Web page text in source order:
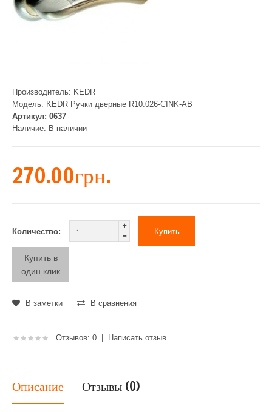
Производитель: KEDR
Модель: KEDR Ручки дверные R10.026-CINK-AB
Артикул: 0637
Наличие: В наличии
270.00грн.
Количество:
Купить в
один клик
В заметки В сравнения
Отзывов: 0 | Написать отзыв
Описание Отзывы (0)